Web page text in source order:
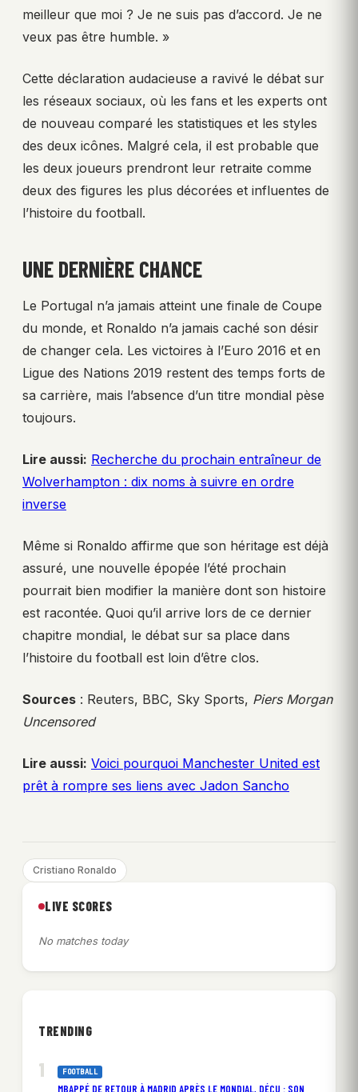
meilleur que moi ? Je ne suis pas d’accord. Je ne
veux pas être humble. »
Cette déclaration audacieuse a ravivé le débat sur
les réseaux sociaux, où les fans et les experts ont
de nouveau comparé les statistiques et les styles
des deux icônes. Malgré cela, il est probable que
les deux joueurs prendront leur retraite comme
deux des figures les plus décorées et influentes de
l’histoire du football.
UNE DERNIÈRE CHANCE
Le Portugal n’a jamais atteint une finale de Coupe
du monde, et Ronaldo n’a jamais caché son désir
de changer cela. Les victoires à l’Euro 2016 et en
Ligue des Nations 2019 restent des temps forts de
sa carrière, mais l’absence d’un titre mondial pèse
toujours.
Lire aussi: Recherche du prochain entraîneur de
Wolverhampton : dix noms à suivre en ordre
inverse
Même si Ronaldo affirme que son héritage est déjà
assuré, une nouvelle épopée l’été prochain
pourrait bien modifier la manière dont son histoire
est racontée. Quoi qu’il arrive lors de ce dernier
chapitre mondial, le débat sur sa place dans
l’histoire du football est loin d’être clos.
Sources : Reuters, BBC, Sky Sports, Piers Morgan
Uncensored
Lire aussi: Voici pourquoi Manchester United est
prêt à rompre ses liens avec Jadon Sancho
Cristiano Ronaldo
LIVE SCORES
No matches today
TRENDING
FOOTBALL
MBAPPÉ DE RETOUR À MADRID APRÈS LE MONDIAL, DÉÇU : SON